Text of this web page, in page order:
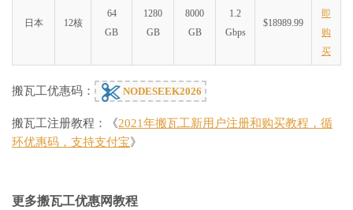
日本 12核
64
GB
1280
GB
8000
GB
1.2
Gbps
$18989.99
即
购
买
搬瓦工优惠码： NODESEEK2026
搬瓦工注册教程：《2021年搬瓦工新用户注册和购买教程，循
环优惠码，支持支付宝》
更多搬瓦工优惠网教程